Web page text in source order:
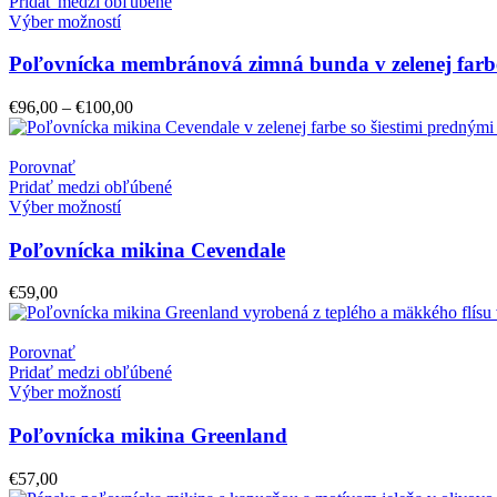
Výber možností
Poľovnícka membránová zimná bunda v zelenej
€96,00 – €100,00Price
range:
€100,00
Porovnať
Pridať medzi obľúbené
Výber možností
Poľovnícka mikina Cevendale
€59,00
Porovnať
Pridať medzi obľúbené
Výber možností
Poľovnícka mikina Greenland
€57,00